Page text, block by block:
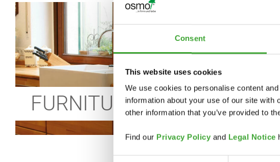
Consent
This website uses cookies
We use cookies to personalise content
information about your use of our site
other information that you’ve provided to
Find our Privacy Policy and Legal Notice
FURNITURE